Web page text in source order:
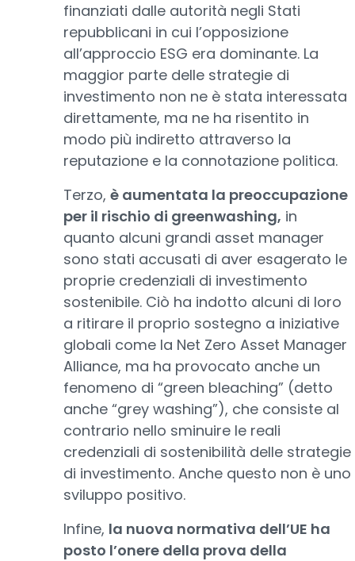
finanziati dalle autorità negli Stati
repubblicani in cui l’opposizione
all’approccio ESG era dominante. La
maggior parte delle strategie di
investimento non ne è stata interessata
direttamente, ma ne ha risentito in
modo più indiretto attraverso la
reputazione e la connotazione politica.
Terzo, è aumentata la preoccupazione
per il rischio di greenwashing, in
quanto alcuni grandi asset manager
sono stati accusati di aver esagerato le
proprie credenziali di investimento
sostenibile. Ciò ha indotto alcuni di loro
a ritirare il proprio sostegno a iniziative
globali come la Net Zero Asset Manager
Alliance, ma ha provocato anche un
fenomeno di “green bleaching” (detto
anche “grey washing”), che consiste al
contrario nello sminuire le reali
credenziali di sostenibilità delle strategie
di investimento. Anche questo non è uno
sviluppo positivo.
Infine, la nuova normativa dell’UE ha
posto l’onere della prova della